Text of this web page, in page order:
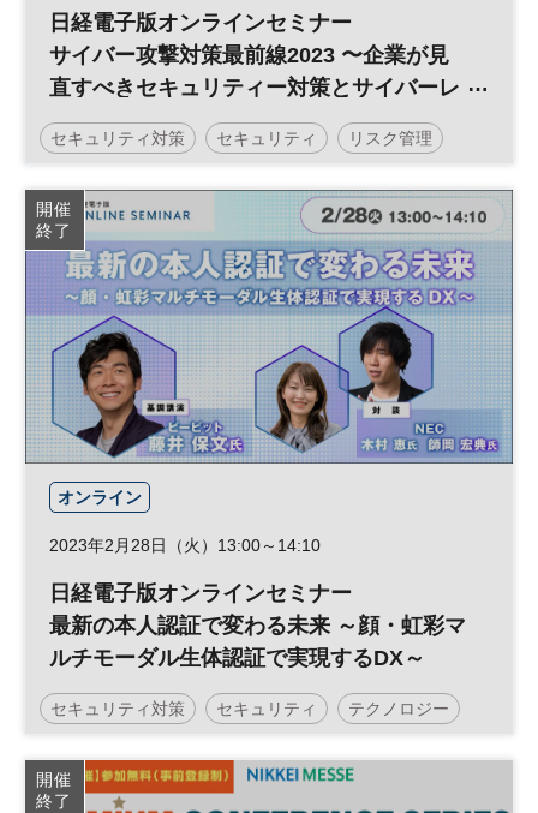
日経電子版オンラインセミナー
サイバー攻撃対策最前線2023 〜企業が見
直すべきセキュリティー対策とサイバーレ
ジリエンス強化〜
セキュリティ対策 セキュリティ リスク管理
サイバーセキュリティ リスクマネジメント
日経オンラインセミナー
開催
終了
オンライン
2023年2月28日（火）13:00～14:10
日経電子版オンラインセミナー
最新の本人認証で変わる未来 ～顔・虹彩マ
ルチモーダル生体認証で実現するDX～
セキュリティ対策 セキュリティ テクノロジー
DX
日経オンラインセミナー
開催
終了